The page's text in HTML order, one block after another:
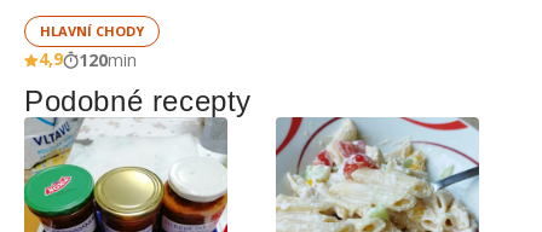
HLAVNÍ CHODY
4,9 120min
Podobné recepty